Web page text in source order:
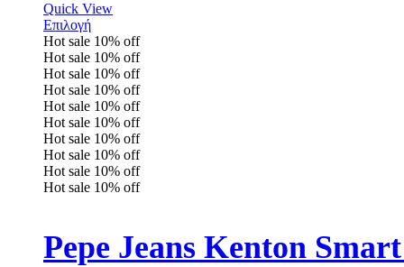
Quick View
Επιλογή
Hot sale 10% off
Hot sale 10% off
Hot sale 10% off
Hot sale 10% off
Hot sale 10% off
Hot sale 10% off
Hot sale 10% off
Hot sale 10% off
Hot sale 10% off
Hot sale 10% off
Pepe Jeans Kenton